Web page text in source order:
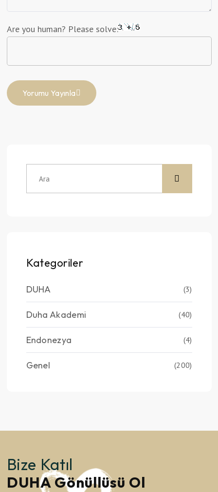
Are you human? Please solve:
Yorumu Yayınla
Kategoriler
DUHA (3)
Duha Akademi (40)
Endonezya (4)
Genel (200)
Bize Katıl
DUHA Gönüllüsü Ol